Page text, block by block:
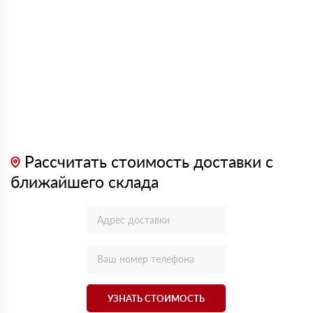
Рассчитать стоимость доставки с
ближайшего склада
УЗНАТЬ СТОИМОСТЬ